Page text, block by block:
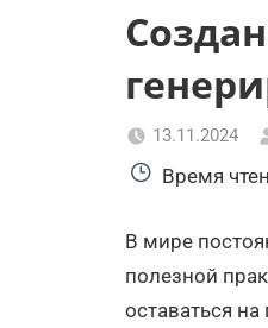
13.11.2024
Время
В мире
полезной
оставаться на